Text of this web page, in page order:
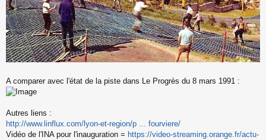
A comparer avec l'état de la piste dans Le Progrès du 8 mars 1991 :
Autres liens :
http://www.linflux.com/lyon-et-region/p ... fourviere/
Vidéo de l'INA pour l'inauguration = https://video-streaming.orange.fr/actu-